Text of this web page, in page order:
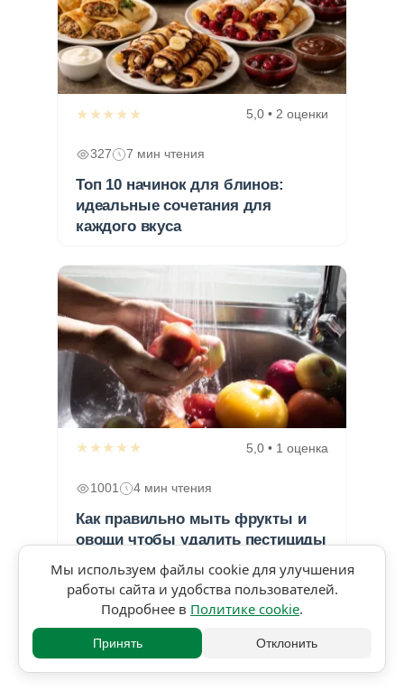
★★★★★ 5,0 • 2 оценки
327 7 мин чтения
Топ 10 начинок для блинов:
идеальные сочетания для
каждого вкуса
★★★★★ 5,0 • 1 оценка
1001 4 мин чтения
Как правильно мыть фрукты и
овощи чтобы удалить пестициды
Мы используем файлы cookie для улучшения
работы сайта и удобства пользователей.
Подробнее в Политике cookie.
Принять Отклонить